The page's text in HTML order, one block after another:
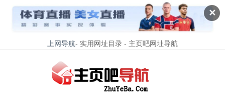
✕
上网导航- 实用网址目录 - 主页吧网址导航